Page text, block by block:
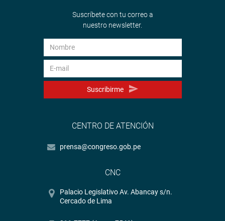
Suscríbete con tu correo a
nuestro newsletter.
Suscribirme
CENTRO DE ATENCIÓN
prensa@congreso.gob.pe
CNC
Palacio Legislativo Av. Abancay s/n.
Cercado de Lima